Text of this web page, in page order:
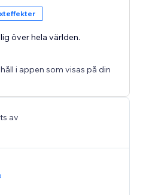
över hela världen.
i appen som visas på din
av